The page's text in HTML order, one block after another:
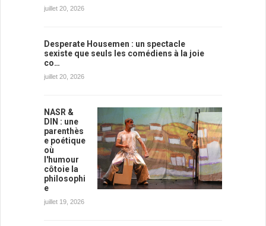
juillet 20, 2026
Desperate Housemen : un spectacle
sexiste que seuls les comédiens à la joie
co…
juillet 20, 2026
NASR &
DIN : une
parenthès
e poétique
où
l'humour
côtoie la
philosophi
e
juillet 19, 2026